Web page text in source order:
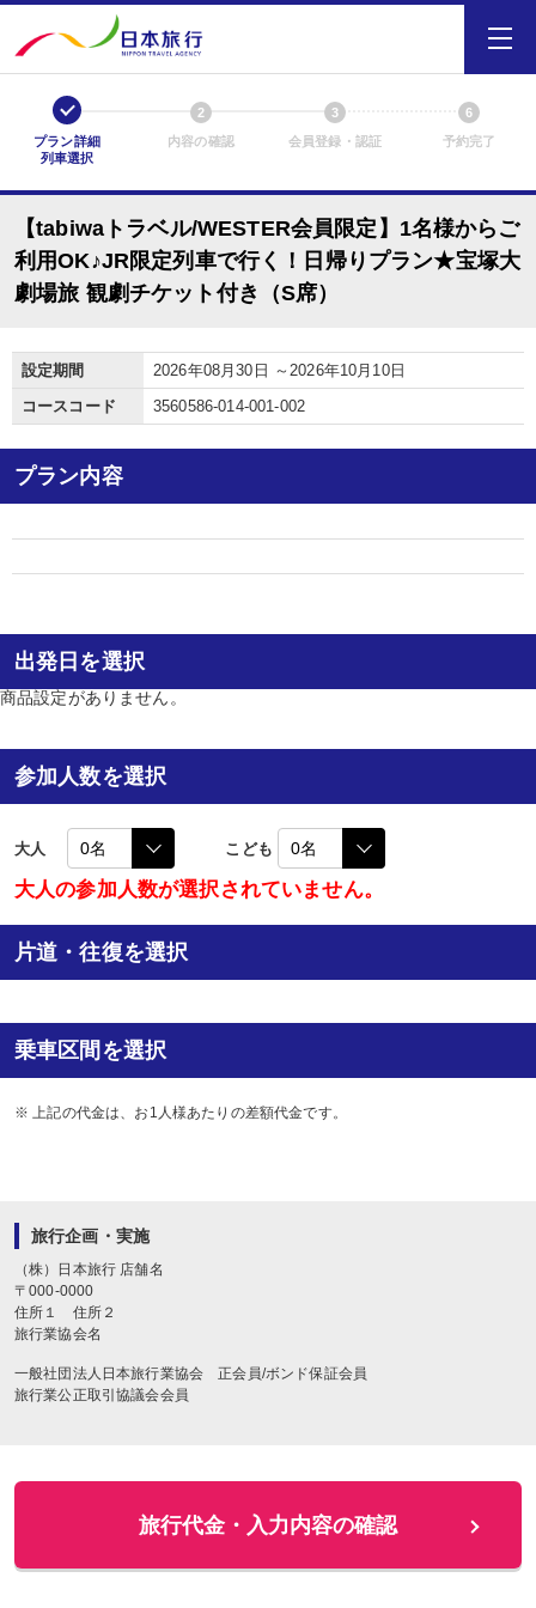
1
プラン詳細
列車選択
2
内容の確認
3
会員登録・認証
6
予約完了
【tabiwaトラベル/WESTER会員限定】1名様からご
利用OK♪JR限定列車で行く！日帰りプラン★宝塚大
劇場旅 観劇チケット付き（S席）
設定期間
2026年08月30日 ～2026年10月10日
コースコード
3560586-014-001-002
プラン内容
出発日を選択
商品設定がありません。
参加人数を選択
大人 こども
大人の参加人数が選択されていません。
片道・往復を選択
乗車区間を選択
※ 上記の代金は、お1人様あたりの差額代金です。
旅行企画・実施
（株）日本旅行 店舗名
〒000-0000
住所１
住所２
旅行業協会名
一般社団法人日本旅行業協会 正会員/ボンド保証会員
旅行業公正取引協議会会員